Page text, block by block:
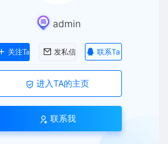
admin
关注Ta 发私信 联系Ta
进入TA的主页
联系我